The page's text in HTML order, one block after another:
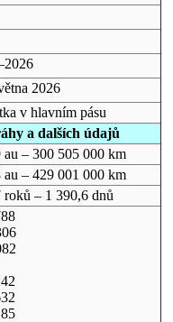
2026
v hlavním pásu
a dalších údajů
au – 300 505 000 km
au – 429 001 000 km
roků – 1 390,6 dnů